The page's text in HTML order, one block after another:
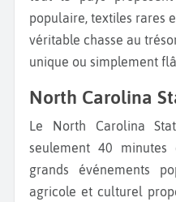
populaire, textiles rares
véritable chasse au
unique ou simplement
North Carolina
Le North Carolina State Fair, organisé à Raleigh à
seulement 40
grands événements
agricole et culturel